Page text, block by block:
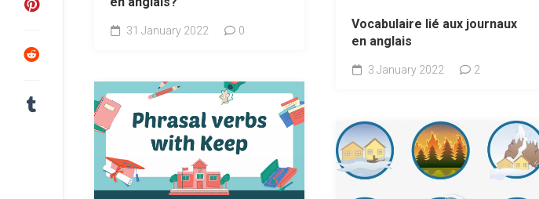
31 January 2022 0
Vocabulaire lié aux journaux
en anglais
3 January 2022 2